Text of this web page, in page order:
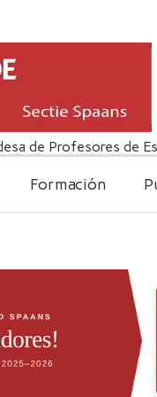
de Profesores de
Formación